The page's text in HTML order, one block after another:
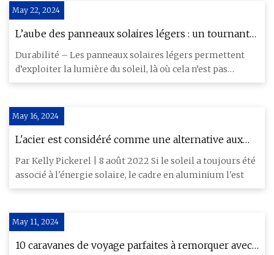
May 22, 2024
L’aube des panneaux solaires légers : un tournant
dans le domaine des énergies renouvelables
Durabilité – Les panneaux solaires légers permettent
d’exploiter la lumière du soleil, là où cela n’est pas
possible av
May 16, 2024
L'acier est considéré comme une alternative aux
cadres de panneaux solaires en aluminium
Par Kelly Pickerel | 8 août 2022 Si le soleil a toujours été
associé à l'énergie solaire, le cadre en aluminium l'est
May 11, 2024
10 caravanes de voyage parfaites à remorquer avec